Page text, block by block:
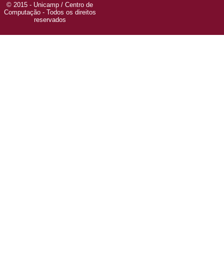
© 2015 - Unicamp / Centro de
Computação - Todos os direitos
reservados